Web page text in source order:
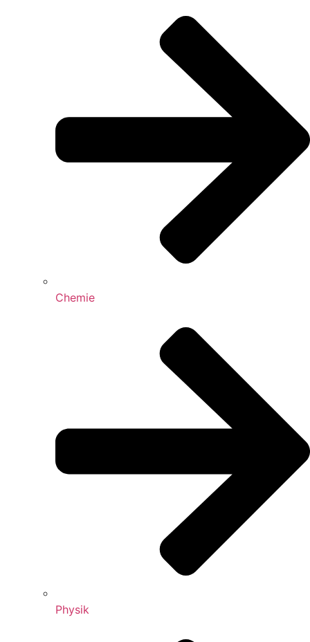
Chemie
Physik